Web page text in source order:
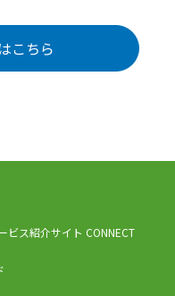
こちら
ビス紹介サイト CONNECT